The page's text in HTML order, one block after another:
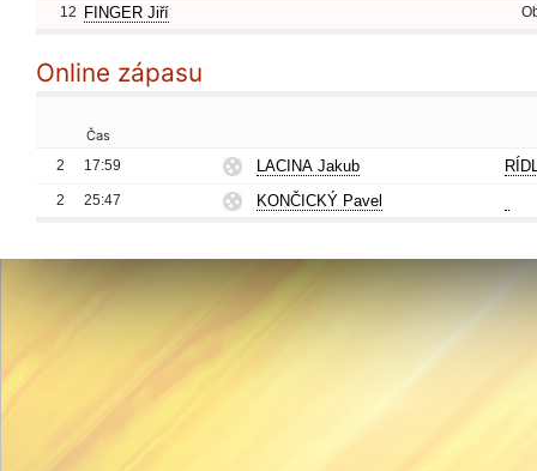
12 FINGER Jiří
Online zápasu
Čas
2
17:59 LACINA Jakub
2 25:47 KONČICKÝ Pavel